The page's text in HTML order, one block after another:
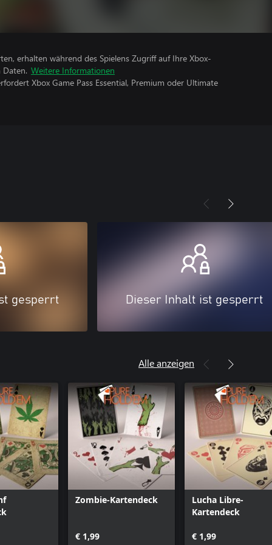
erhalten während des Spielens Zugriff auf Ihre Xbox-
Weitere Informationen
Xbox Game Pass Essential, Premium oder Ultimate
gesperrt Dieser Inhalt ist gesperrt
Alle anzeigen
Zombie-Kartendeck
€ 1,99
Lucha Libre-
Kartendeck
€ 1,99